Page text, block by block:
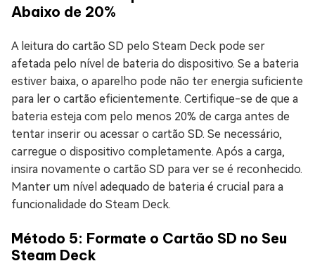
Abaixo de 20%
A leitura do cartão SD pelo Steam Deck pode ser
afetada pelo nível de bateria do dispositivo. Se a bateria
estiver baixa, o aparelho pode não ter energia suficiente
para ler o cartão eficientemente. Certifique-se de que a
bateria esteja com pelo menos 20% de carga antes de
tentar inserir ou acessar o cartão SD. Se necessário,
carregue o dispositivo completamente. Após a carga,
insira novamente o cartão SD para ver se é reconhecido.
Manter um nível adequado de bateria é crucial para a
funcionalidade do Steam Deck.
Método 5: Formate o Cartão SD no Seu
Steam Deck